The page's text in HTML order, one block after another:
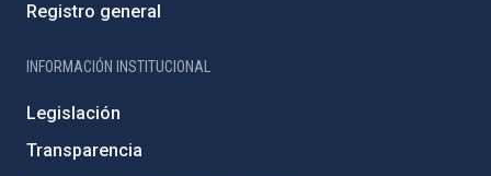
Registro general
INFORMACIÓN INSTITUCIONAL
Legislación
Transparencia